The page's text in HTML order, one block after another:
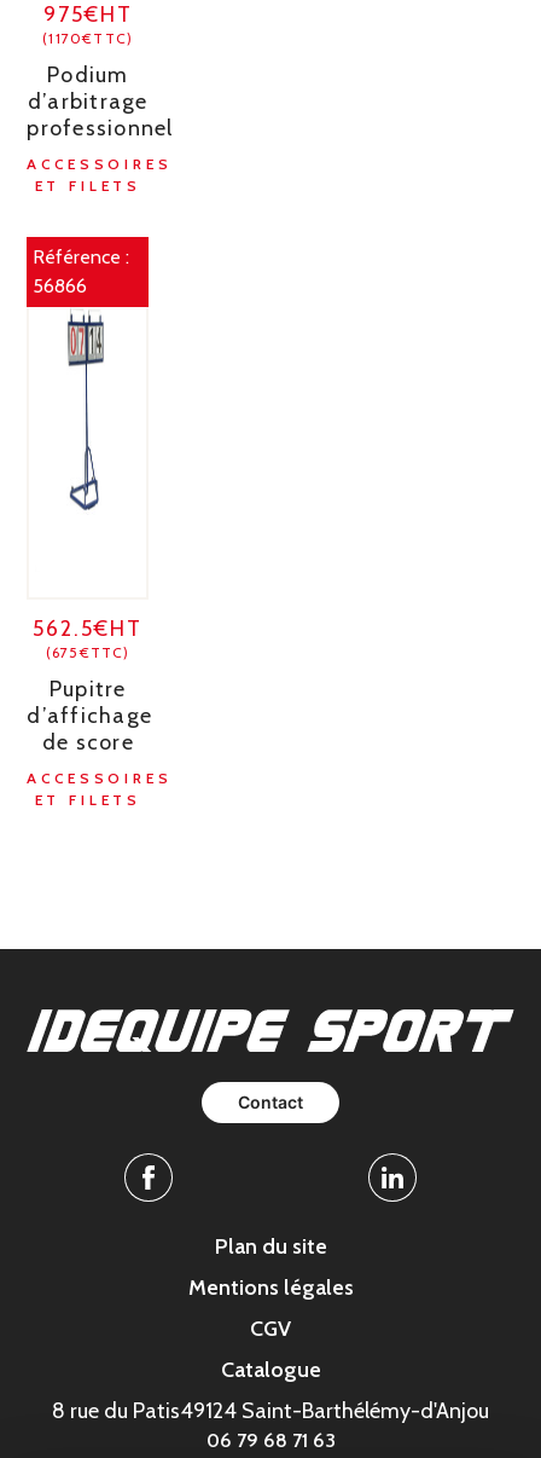
975€HT
(1170€TTC)
Podium
d’arbitrage
professionnel
ACCESSOIRES
ET FILETS
Référence :
56866
562.5€HT
(675€TTC)
Pupitre
d’affichage
de score
ACCESSOIRES
ET FILETS
Contact
Facebook Linkedin
Plan du site
Mentions légales
CGV
Catalogue
8 rue du Patis49124 Saint-Barthélémy-d'Anjou
06 79 68 71 63